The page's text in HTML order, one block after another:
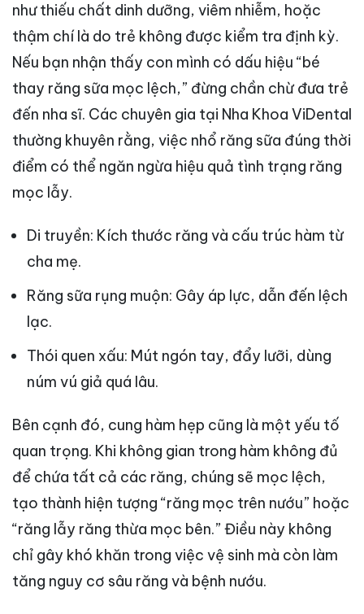
như thiếu chất dinh dưỡng, viêm nhiễm, hoặc
thậm chí là do trẻ không được kiểm tra định kỳ.
Nếu bạn nhận thấy con mình có dấu hiệu “bé
thay răng sữa mọc lệch,” đừng chần chừ đưa trẻ
đến nha sĩ. Các chuyên gia tại Nha Khoa ViDental
thường khuyên rằng, việc nhổ răng sữa đúng thời
điểm có thể ngăn ngừa hiệu quả tình trạng răng
mọc lẫy.
Di truyền: Kích thước răng và cấu trúc hàm từ
cha mẹ.
Răng sữa rụng muộn: Gây áp lực, dẫn đến lệch
lạc.
Thói quen xấu: Mút ngón tay, đẩy lưỡi, dùng
núm vú giả quá lâu.
Bên cạnh đó, cung hàm hẹp cũng là một yếu tố
quan trọng. Khi không gian trong hàm không đủ
để chứa tất cả các răng, chúng sẽ mọc lệch,
tạo thành hiện tượng “răng mọc trên nướu” hoặc
“răng lẫy răng thừa mọc bên.” Điều này không
chỉ gây khó khăn trong việc vệ sinh mà còn làm
tăng nguy cơ sâu răng và bệnh nướu.